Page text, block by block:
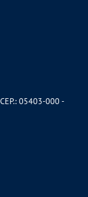
05403-000 -